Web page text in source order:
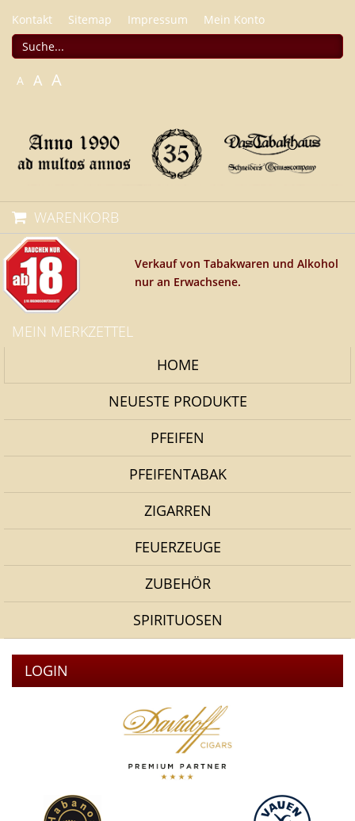
Kontakt Sitemap Impressum Mein Konto
A A A
WARENKORB
Verkauf von Tabakwaren und Alkohol
nur an Erwachsene.
MEIN MERKZETTEL
HOME
NEUESTE PRODUKTE
PFEIFEN
PFEIFENTABAK
ZIGARREN
FEUERZEUGE
ZUBEHÖR
SPIRITUOSEN
LOGIN